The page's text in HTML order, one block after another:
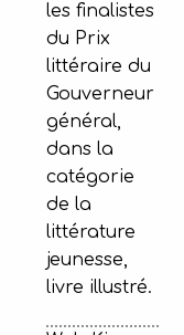
les finalistes
du Prix
littéraire du
Gouverneur
général,
dans la
catégorie
de la
littérature
jeunesse,
livre illustré.